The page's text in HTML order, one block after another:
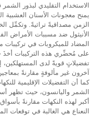
الاستخدام التقليدي لبذور
يمنح معجونات الأسنان العشبية
الزمن مصداقيةً تراثيةً. وتكمِّل
الأنيثول ضد مسببات الأمراض
المضاد للميكروبات في تركيبات
على مُحضِّري هذه التركيبات أخذَ
تفضيلاتٍ قويةً لدى المستهلكين،
آخرون غير مألوفةٍ مقارنةً
كما أن التفضيلات الإقليمية
الشمر واليانسون، حيث تظهر
أكبر لهذه النكهات مقارنةً
النعناع هي الغالبة في توقعات